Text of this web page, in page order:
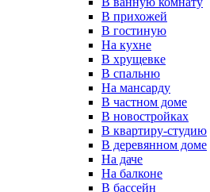
В прихожей
В гостиную
На кухне
В хрущевке
В спальню
На мансарду
В частном доме
В новостройках
В квартиру-студию
В деревянном доме
На даче
На балконе
В бассейн